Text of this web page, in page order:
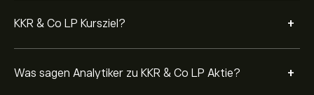
KKR & Co LP Kursziel? +
Was sagen Analytiker zu KKR & Co LP Aktie? +